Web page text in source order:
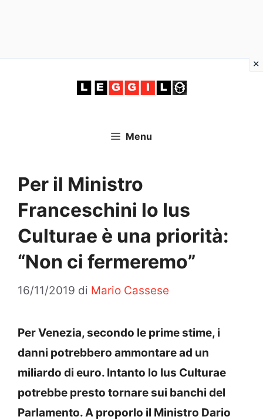
Menu
Per il Ministro
Franceschini lo Ius
Culturae è una priorità:
“Non ci fermeremo”
16/11/2019 di Mario Cassese
Per Venezia, secondo le prime stime, i
danni potrebbero ammontare ad un
miliardo di euro. Intanto lo Ius Culturae
potrebbe presto tornare sui banchi del
Parlamento. A proporlo il Ministro Dario